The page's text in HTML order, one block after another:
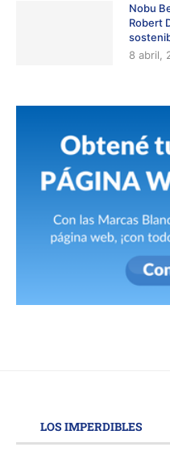
Nobu
Robert
8 abril,
LOS IMPERDIBLES